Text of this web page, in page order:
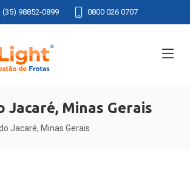
(35) 98852-0899 0800 026 0707
Jacaré, Minas Gerais
Jacaré, Minas Gerais